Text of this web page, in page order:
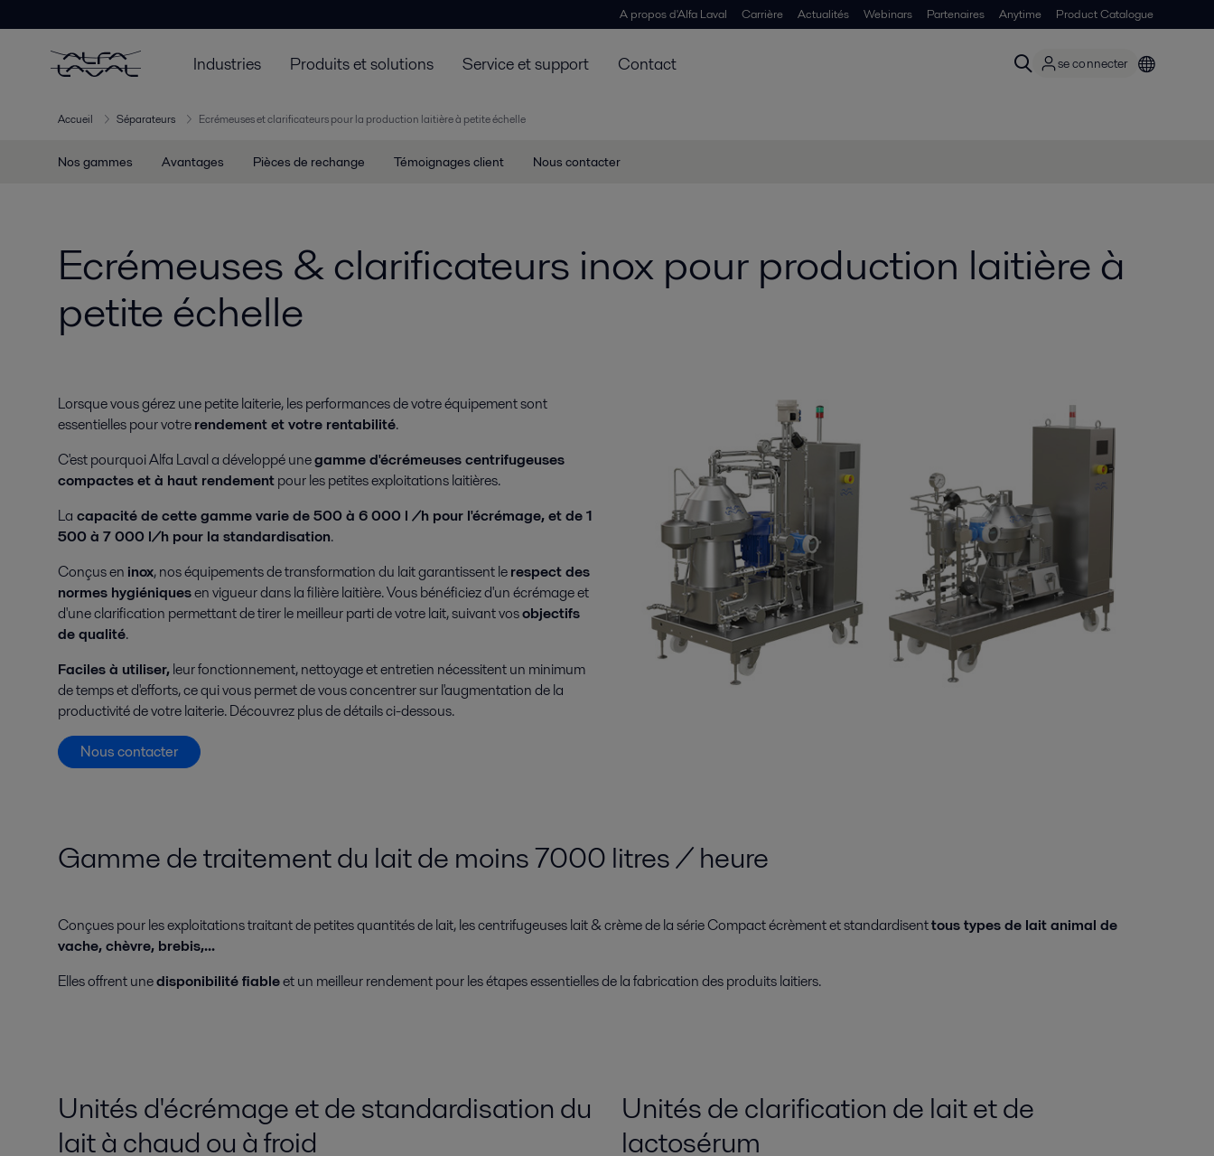
A propos d'Alfa Laval Carrière Actualités Webinars Partenaires Anytime Product Catalogue
Industries Produits et solutions Service et support Contact se connecter
Accueil Séparateurs Ecrémeuses et clarificateurs pour la production laitière à petite échelle
Nos gammes Avantages Pièces de rechange Témoignages client Nous contacter
Ecrémeuses & clarificateurs inox pour production laitière à
petite échelle
Lorsque vous gérez une petite laiterie, les performances de votre équipement sont
essentielles pour votrerendement et votre rentabilité.
C'est pourquoi Alfa Laval a développé unegamme d'écrémeuses centrifugeuses
compactes et à haut rendementpour les petites exploitations laitières.
La capacité de cette gamme varie de 500 à 6 000 l /h pour l'écrémage, et de 1
500 à 7 000 l/h pour la standardisation.
Conçus en inox, nos équipements de transformation du lait garantissent lerespect des
normes hygiéniquesen vigueur dans la filière laitière. Vous bénéficiez d'un écrémage et
d'une clarification permettant de tirer le meilleur parti de votre lait, suivant vosobjectifs
de qualité.
Faciles à utiliser,leur fonctionnement, nettoyage et entretien nécessitent un minimum
de temps et d'efforts, ce qui vous permet de vous concentrer sur l'augmentation de la
productivité de votre laiterie. Découvrez plus de détails ci-dessous.
Nous contacter
Gamme de traitement du lait de moins 7000 litres / heure
Conçues pour les exploitations traitant de petites quantités de lait, les centrifugeuses lait & crème de la série Compact écrèment et standardisenttous types de lait animal de
vache, chèvre, brebis,...
Elles offrent unedisponibilité fiableet un meilleur rendement pour les étapes essentielles de la fabrication des produits laitiers.
Unités d'écrémage et de standardisation du
lait à chaud ou à froid
Unités de clarification de lait et de
lactosérum